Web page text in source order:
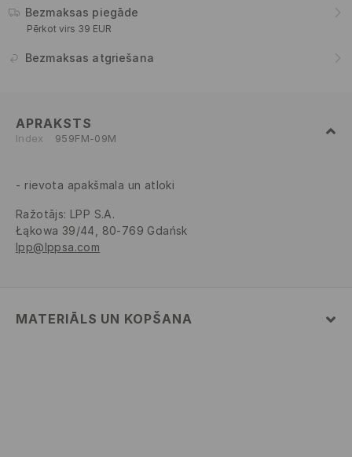
Bezmaksas piegāde
Pērkot virs 39 EUR
Bezmaksas atgriešana
APRAKSTS
Index 959FM-09M
rievota apakšmala un atloki
Ražotājs: LPP S.A.
Łąkowa 39/44, 80-769 Gdańsk
lpp@lppsa.com
MATERIĀLS UN KOPŠANA